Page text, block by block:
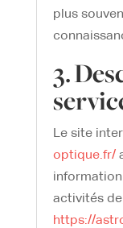
plus
3.
Le site
optique.fr/
information
activités
https://